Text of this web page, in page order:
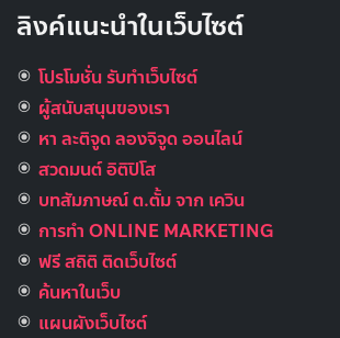
ลิงค์แนะนำในเว็บไซต์
โปรโมชั่น รับทำเว็บไซต์
ผู้สนับสนุนของเรา
หา ละติจูด ลองจิจูด ออนไลน์
สวดมนต์ อิติปิโส
บทสัมภาษณ์ ต.ตั้ม จาก เควิน
การทำ ONLINE MARKETING
ฟรี สถิติ ติดเว็บไซต์
ค้นหาในเว็บ
แผนผังเว็บไซต์